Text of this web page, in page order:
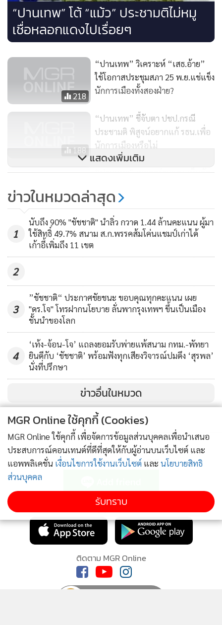
ปัจจุบันกลายเป็นขั้วอำนาจเสียส่วนใหญ่ คนต้องการฏิรูปกลาย
เป็นคนกลุ่มน้อย
ประเทศแค่ 1 ใน 3 พลังที่ต่อต้านเขาส่วนใหญ่อยู่ที่ กทม. กับเขต
เทศบาลในต่างจังหวัด แล้วถ้าคน กทม.เคลื่อน คนในเขตเทศบาล
ก็สามารถเคลื่อนเข้ามาเสริมได้ง่าย ทำให้ พ.ต.ท.ทักษิณ ไม่
สามารถทำตามใจชอบได้ ไม่ว่าจะเป็นกฎหมายปรองดอง หรือแก้
รัฐธรรมนูญ ยิ่งผลเลือกตั้งผู้ว่าฯ ออกมาแบบนี้ ทำให้เห้นว่าคน
กทม.รับไม่ได้ แต่คน กทม.ก็ไม่ได้มีพลังมากพอในการต่อต้านการ
ยึดอำนาจของเพื่อไทย และไม่สามารถตรวจสอบการทุจริต
คอร์รัปชันได้ เพราะเอาเข้าจริงๆ คนไทยทั้งประเทศสนใจเรื่อง
การทุจริตเช่นกัน
“ปานเทพ” โต้ “แม้ว” ประชามติไม่หมู
เชื่อหลอกแดงไปเรื่อยๆ
218
“ปานเทพ” วิเคราะห์ “เสธ.อ้าย”
ใช้โอกาสประชุมสภา 25 พ.ย.แช่แข็ง
นักการเมืองทั้งสองฝ่าย?
188
“ปานเทพ” ชี้จับตา ปชป.กรณี
ประชามติ พิสูจน์อยากแก้ รธน.เพื่อ
นักการเมืองหรือไม่
7,032
“ปานเทพ” เผยถกร่วมแดง เห็นชัด
แสดงเพิ่มเติม
ข่าวในหมวดล่าสุด
1
นับถึง 90% "ชัชชาติ" นำลิ่ว กวาด 1.44 ล้านคะแนน ผู้มา
ใช้สิทธิ์ 49.7% สนาม ส.ก.พรรคส้มโค่นแชมป์เก่าได้
เก้าอี้เพิ่มถึง 11 เขต
2
3
”ชัชชาติ“ ประกาศชัยชนะ ขอบคุณทุกคะแนน เผย
"ดร.โจ" โทรฝากนโยบาย ลั่นพากรุงเทพฯ ขึ้นเป็นเมือง
ชั้นนำของโลก
4
‘เท้ง-จ้อน-โจ’ แถลงยอมรับพ่ายแพ้สนาม กทม.-พัทยา
ยินดีกับ ‘ชัชชาติ’ พร้อมฟังทุกเสียงวิจารณ์ปมดึง ‘สุรพล’
นั่งที่ปรึกษา
ข่าวอื่นในหมวด
ติดตามข่าวสารผ่านทาง LINE
MGR Online Application
ติดตาม MGR Online
MGR Online ใช้คุกกี้ (Cookies)
MGR Online ใช้คุกกี้ เพื่อจัดการข้อมูลส่วนบุคคลเพื่อนำเสนอ
ประสบการณ์คอนเทนต์ที่ดีที่สุดให้กับผู้อ่านบนเว็บไซต์ และ
แอพพลิเคชั่น เงื่อนไขการใช้งานเว็บไซต์ และ นโยบายสิทธิ
ส่วนบุคคล
รับทราบ